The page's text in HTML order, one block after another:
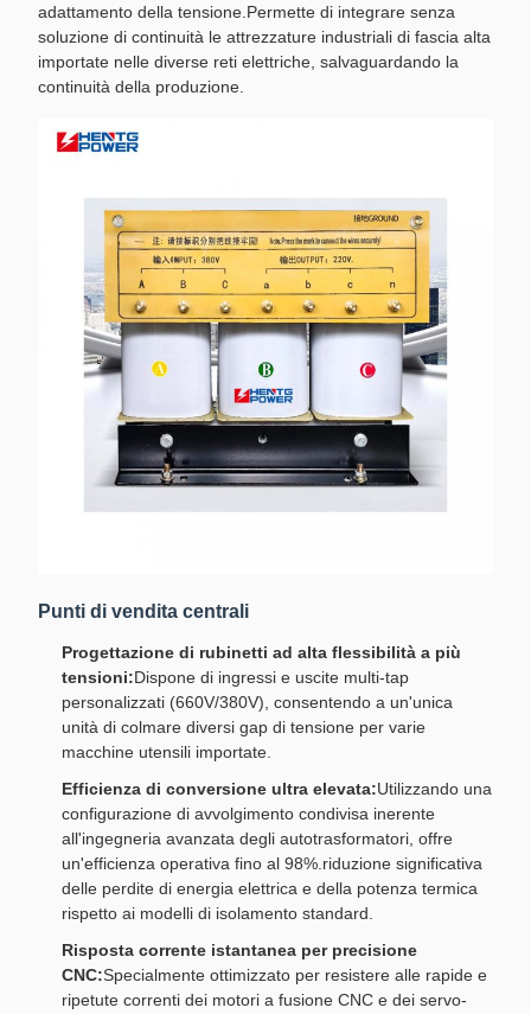
adattamento della tensione.Permette di integrare senza
soluzione di continuità le attrezzature industriali di fascia alta
importate nelle diverse reti elettriche, salvaguardando la
continuità della produzione.
Punti di vendita centrali
Progettazione di rubinetti ad alta flessibilità a più
tensioni:Dispone di ingressi e uscite multi-tap
personalizzati (660V/380V), consentendo a un'unica
unità di colmare diversi gap di tensione per varie
macchine utensili importate.
Efficienza di conversione ultra elevata:Utilizzando una
configurazione di avvolgimento condivisa inerente
all'ingegneria avanzata degli autotrasformatori, offre
un'efficienza operativa fino al 98%.riduzione significativa
delle perdite di energia elettrica e della potenza termica
rispetto ai modelli di isolamento standard.
Risposta corrente istantanea per precisione
CNC:Specialmente ottimizzato per resistere alle rapide e
ripetute correnti dei motori a fusione CNC e dei servo-